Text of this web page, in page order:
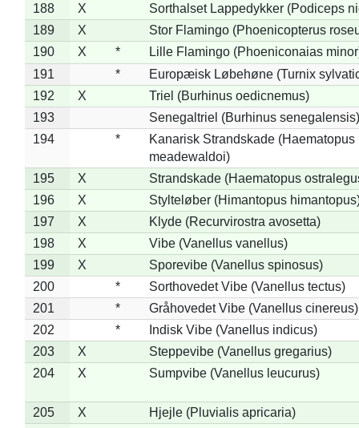
188
X
Sorthalset Lappedykker (Podiceps
189
X
Stor Flamingo (Phoenicopterus
190
X *
Lille Flamingo (Phoeniconaias
191
*
Europæisk Løbehøne (Turnix
192
X
Triel (Burhinus oedicnemus)
193
Senegaltriel (Burhinus senegalensis)
194
*
Kanarisk Strandskade (Haematopus
meadewaldoi)
195
X
Strandskade (Haematopus
196
X
Stylteløber (Himantopus
197
X
Klyde (Recurvirostra avosetta)
198
X
Vibe (Vanellus vanellus)
199
X
Sporevibe (Vanellus spinosus)
200
*
Sorthovedet Vibe (Vanellus tectus)
201
*
Gråhovedet Vibe (Vanellus cinereus)
202
*
Indisk Vibe (Vanellus indicus)
203
X
Steppevibe (Vanellus gregarius)
204
X Sumpvibe (Vanellus leucurus)
205 X
Hjejle (Pluvialis apricaria)